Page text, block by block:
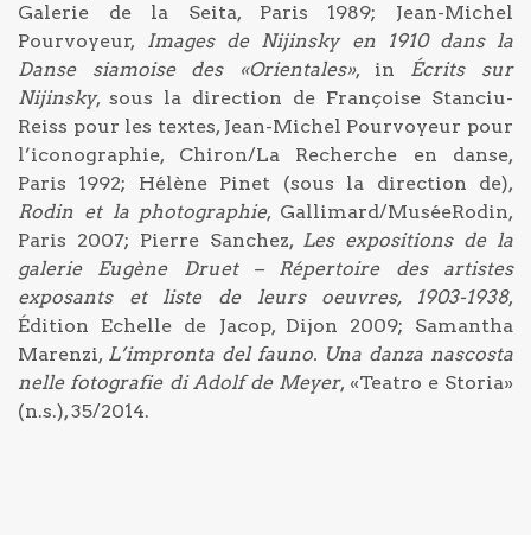
Galerie de la Seita, Paris 1989; Jean-Michel
Pourvoyeur, Images de Nijinsky en 1910 dans la
Danse siamoise des «Orientales», in Écrits sur
Nijinsky, sous la direction de Françoise Stanciu-
Reiss pour les textes, Jean-Michel Pourvoyeur pour
l’iconographie, Chiron/La Recherche en danse,
Paris 1992; Hélène Pinet (sous la direction de),
Rodin et la photographie, Gallimard/MuséeRodin,
Paris 2007; Pierre Sanchez, Les expositions de la
galerie Eugène Druet – Répertoire des artistes
exposants et liste de leurs oeuvres, 1903-1938,
Édition Echelle de Jacop, Dijon 2009; Samantha
Marenzi, L’impronta del fauno. Una danza nascosta
nelle fotografie di Adolf de Meyer, «Teatro e Storia»
(n.s.), 35/2014.